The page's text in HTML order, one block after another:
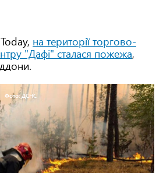
на території торгово-
"Дафі" сталася пожежа,
Фото: ДСНС